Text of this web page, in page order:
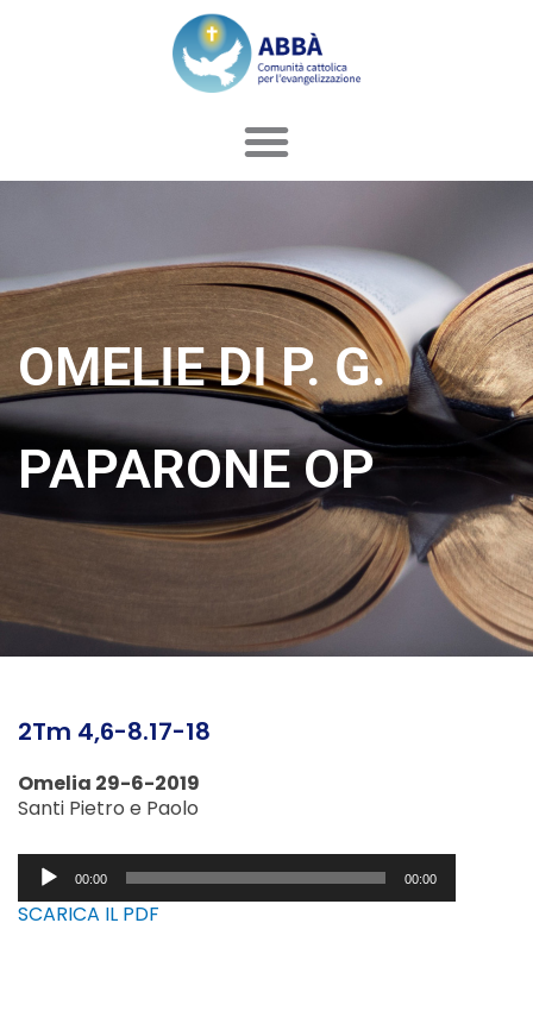
OMELIE DI P. G.
PAPARONE OP
2Tm 4,6-8.17-18
Omelia 29-6-2019
Santi Pietro e Paolo
Audio
Player00:00 00:00
SCARICA IL PDF